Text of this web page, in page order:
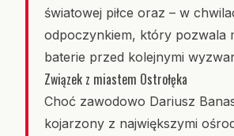
światowej piłce oraz – w
odpoczynkiem, który pozwala
baterie przed kolejnymi
Związek z miastem Ostrołęka
Choć zawodowo Dariusz
kojarzony z największymi